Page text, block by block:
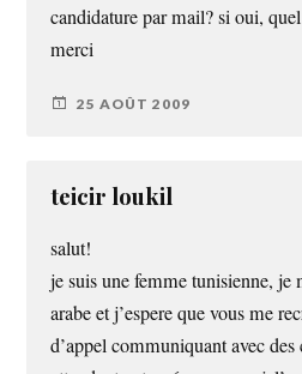
candidature par mail? si oui,
merci
25 AOÛT 2009
teicir loukil
salut!
je suis une femme tunisienne, je
arabe et j’espere que vous me
d’appel communiquant avec des